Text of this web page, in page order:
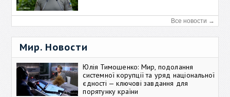
Все новости →
Мир. Новости
Юлія Тимошенко: Мир, подолання
системної корупції та уряд національної
єдності — ключові завдання для
порятунку країни